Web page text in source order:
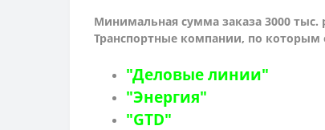
Минимальная сумма заказа 3000 тыс.
Транспортные компании, по которым
"Деловые линии"
"Энергия"
"GTD"